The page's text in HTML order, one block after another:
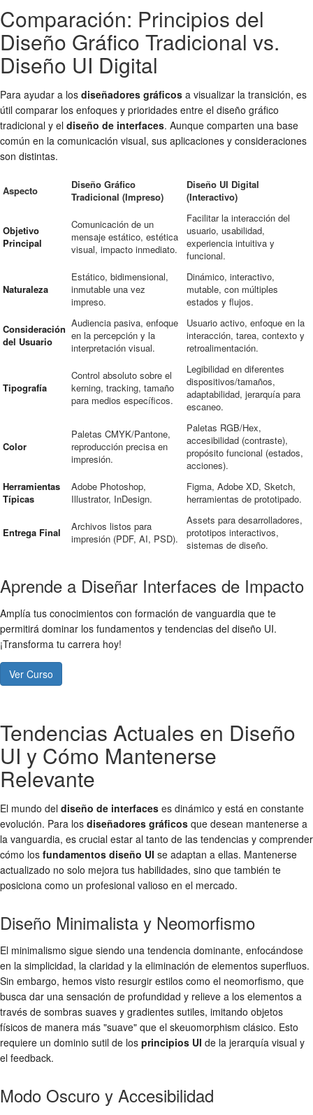
Comparación: Principios del
Diseño Gráfico Tradicional vs.
Diseño UI Digital
Para ayudar a los diseñadores gráficos a visualizar la transición, es
útil comparar los enfoques y prioridades entre el diseño gráfico
tradicional y el diseño de interfaces. Aunque comparten una base
común en la comunicación visual, sus aplicaciones y consideraciones
son distintas.
Aspecto
Diseño Gráfico
Tradicional (Impreso)
Diseño UI Digital
(Interactivo)
Objetivo
Principal
Comunicación de un
mensaje estático, estética
visual, impacto inmediato.
Facilitar la interacción del
usuario, usabilidad,
experiencia intuitiva y
funcional.
Naturaleza
Estático, bidimensional,
inmutable una vez
impreso.
Dinámico, interactivo,
mutable, con múltiples
estados y flujos.
Consideración
del Usuario
Audiencia pasiva, enfoque
en la percepción y la
interpretación visual.
Usuario activo, enfoque en la
interacción, tarea, contexto y
retroalimentación.
Tipografía
Control absoluto sobre el
kerning, tracking, tamaño
para medios específicos.
Legibilidad en diferentes
dispositivos/tamaños,
adaptabilidad, jerarquía para
escaneo.
Color
Paletas CMYK/Pantone,
reproducción precisa en
impresión.
Paletas RGB/Hex,
accesibilidad (contraste),
propósito funcional (estados,
acciones).
Herramientas
Típicas
Adobe Photoshop,
Illustrator, InDesign.
Figma, Adobe XD, Sketch,
herramientas de prototipado.
Entrega Final
Archivos listos para
impresión (PDF, AI, PSD).
Assets para desarrolladores,
prototipos interactivos,
sistemas de diseño.
Aprende a Diseñar Interfaces de Impacto
Amplía tus conocimientos con formación de vanguardia que te
permitirá dominar los fundamentos y tendencias del diseño UI.
¡Transforma tu carrera hoy!
Ver Curso
Tendencias Actuales en Diseño
UI y Cómo Mantenerse
Relevante
El mundo del diseño de interfaces es dinámico y está en constante
evolución. Para los diseñadores gráficos que desean mantenerse a
la vanguardia, es crucial estar al tanto de las tendencias y comprender
cómo los fundamentos diseño UI se adaptan a ellas. Mantenerse
actualizado no solo mejora tus habilidades, sino que también te
posiciona como un profesional valioso en el mercado.
Diseño Minimalista y Neomorfismo
El minimalismo sigue siendo una tendencia dominante, enfocándose
en la simplicidad, la claridad y la eliminación de elementos superfluos.
Sin embargo, hemos visto resurgir estilos como el neomorfismo, que
busca dar una sensación de profundidad y relieve a los elementos a
través de sombras suaves y gradientes sutiles, imitando objetos
físicos de manera más "suave" que el skeuomorphism clásico. Esto
requiere un dominio sutil de los principios UI de la jerarquía visual y
el feedback.
Modo Oscuro y Accesibilidad